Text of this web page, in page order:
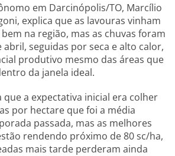
em Darcinópolis/TO, Marcílio
explica que as lavouras vinham
na região, mas as chuvas foram
abril, seguidas por seca e alto calor,
produtivo mesmo das áreas que
da janela ideal.
a expectativa inicial era colher
por hectare que foi a média
passada, mas as melhores
rendendo próximo de 80 sc/ha,
mais tarde perderam ainda